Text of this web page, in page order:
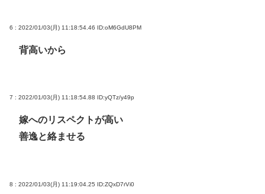
6 : 2022/01/03(月) 11:18:54.46 ID:oM6GdU8PM
背高いから
7 : 2022/01/03(月) 11:18:54.88 ID:yQTz/y49p
嫁へのリスペクトが高い
善逸と絡ませる
8 : 2022/01/03(月) 11:19:04.25 ID:ZQxD7rVi0